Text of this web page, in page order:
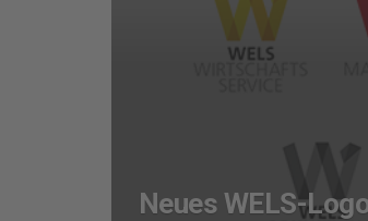
Neues WELS-